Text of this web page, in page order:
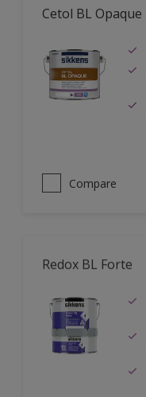
Cetol BL Opaque
Compare
Redox BL Forte